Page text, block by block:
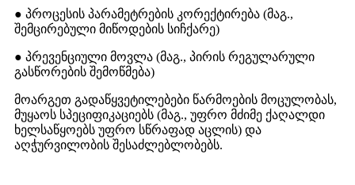
● პროცესის პარამეტრების კორექტირება (მაგ.,
შემცირებული მიწოდების სიჩქარე)
● პრევენციული მოვლა (მაგ., პირის რეგულარული
გასწორების შემოწმება)
მოარგეთ გადაწყვეტილებები წარმოების მოცულობას,
მუყაოს სპეციფიკაციებს (მაგ., უფრო მძიმე ქაღალდი
ხელსაწყოებს უფრო სწრაფად აცლის) და
აღჭურვილობის შესაძლებლობებს.